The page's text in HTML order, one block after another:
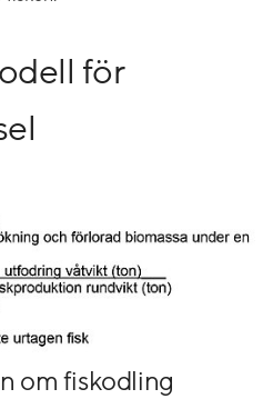
för
om fiskodling